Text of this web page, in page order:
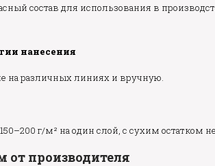
состав для использования в
нанесения
на различных линиях и вручную.
г/м² на один слой, с сухим остатком
от производителя